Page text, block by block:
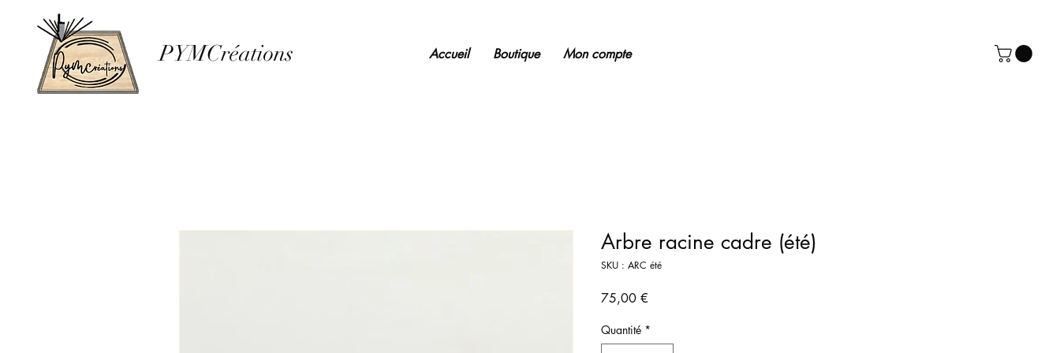
PYMCréations Accueil Boutique Mon compte
Arbre racine cadre (été)
SKU : ARC été
75,00 €
Quantité *